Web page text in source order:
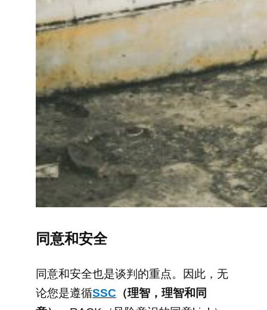
同意和安全
同意和安全也是谈判的重点。因此，无
论您是遵循SSC （理智，理智和同